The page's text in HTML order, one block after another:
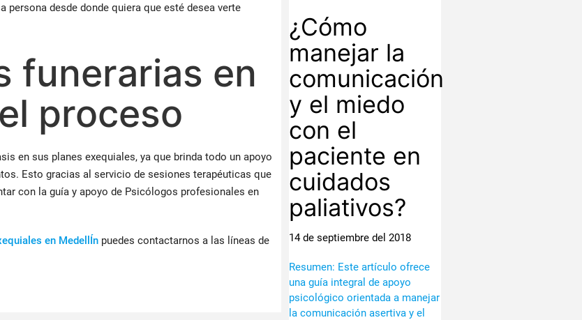
persona desde donde quiera que esté desea verte
funerarias en
proceso
en sus planes exequiales, ya que brinda todo un apoyo
Esto gracias al servicio de sesiones terapéuticas que
con la guía y apoyo de Psicólogos profesionales en
en MedellÍnpuedes contactarnos a las líneas de
¿Cómo
manejar la
comunicación
y el miedo
con el
paciente en
cuidados
paliativos?
14 de septiembre del 2018
Resumen: Este artículo ofrece
una guía integral de apoyo
psicológico orientada a manejar
la comunicación asertiva y el